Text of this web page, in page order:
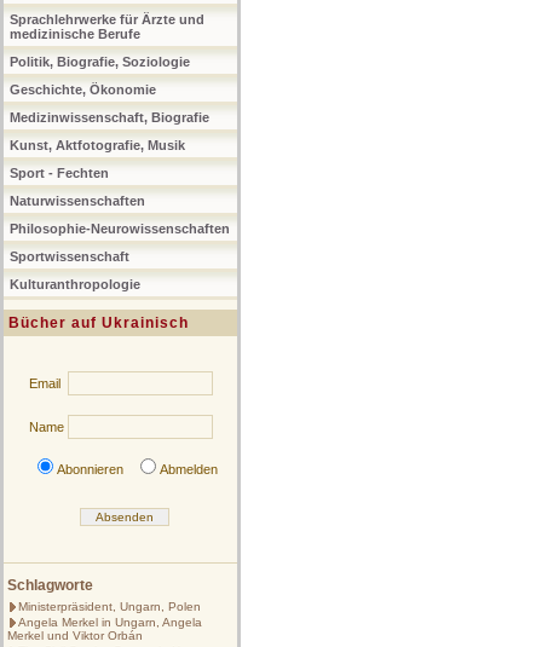
Sprachlehrwerke für Ärzte und
medizinische Berufe
Politik, Biografie, Soziologie
Geschichte, Ökonomie
Medizinwissenschaft, Biografie
Kunst, Aktfotografie, Musik
Sport - Fechten
Naturwissenschaften
Philosophie-Neurowissenschaften
Sportwissenschaft
Kulturanthropologie
Bücher auf Ukrainisch
Email
Name
Abonnieren Abmelden
Schlagworte
Ministerpräsident, Ungarn, Polen
Angela Merkel in Ungarn, Angela
Merkel und Viktor Orbán